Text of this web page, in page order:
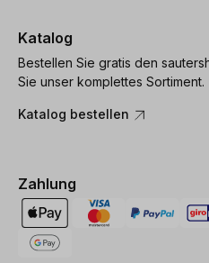
Katalog
Bestellen Sie gratis den
Sie unser komplettes Sortiment.
Katalog bestellen
Zahlung